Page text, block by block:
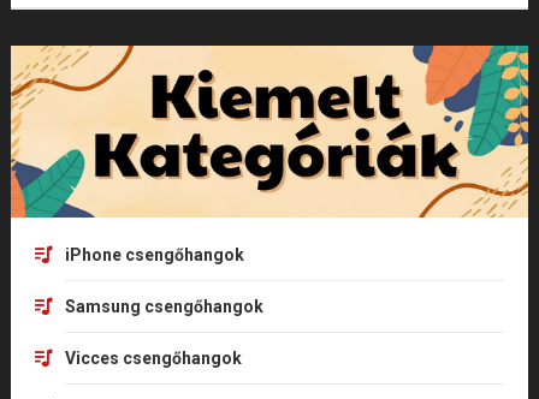
iPhone csengőhangok
Samsung csengőhangok
Vicces csengőhangok